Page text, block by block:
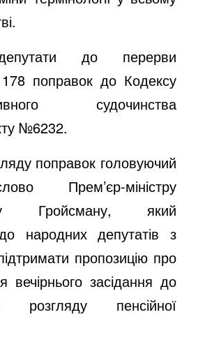
до перерви
поправок до Кодексу
судочинства
№6232.
поправок головуючий
Прем’єр-міністру
Гройсману, який
народних депутатів з
пропозицію про
вечірнього засідання до
розгляду пенсійної